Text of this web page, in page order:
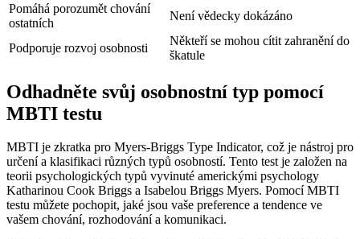
Pomáhá porozumět chování
ostatních
Není vědecky dokázáno
Podporuje rozvoj osobnosti
Někteří se mohou cítit zahranění do
škatule
Odhadněte svůj osobnostní typ pomocí
MBTI testu
MBTI je zkratka pro Myers-Briggs Type Indicator, což je nástroj pro
určení a klasifikaci různých typů osobností. Tento test je založen na
teorii psychologických typů vyvinuté americkými psychology
Katharinou Cook Briggs a Isabelou Briggs Myers. Pomocí MBTI
testu můžete pochopit, jaké jsou vaše preference a tendence ve
vašem chování, rozhodování a komunikaci.